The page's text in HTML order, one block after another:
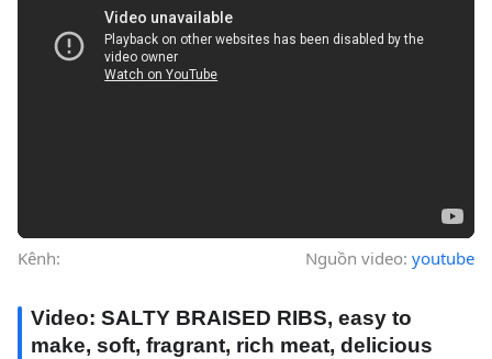
Kênh: Nguồn video: youtube
Video: SALTY BRAISED RIBS, easy to
make, soft, fragrant, rich meat, delicious